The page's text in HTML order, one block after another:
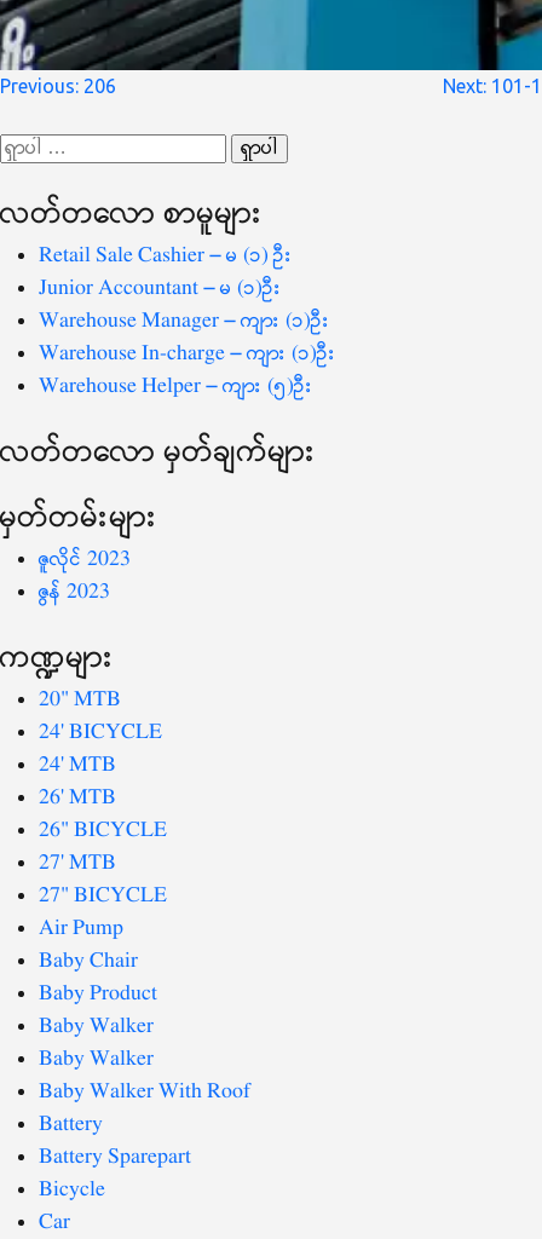
စာမူ
ပြ
Previous: 206 Next: 101-1
ရှာ
စကားလုံး
လတ်တ‌လော စာမူများ
Retail Sale Cashier – မ (၁) ဦး
Junior Accountant – မ (၁)ဦး
Warehouse Manager – ကျား (၁)ဦး
Warehouse In-charge – ကျား (၁)ဦး
Warehouse Helper – ကျား (၅)ဦး
လတ်တ‌လော မှတ်ချက်များ
မှတ်တမ်းများ
ဇူလိုင် 2023
ဇွန် 2023
ကဏ္ဍများ
20" MTB
24' BICYCLE
24' MTB
26' MTB
26" BICYCLE
27' MTB
27" BICYCLE
Air Pump
Baby Chair
Baby Product
Baby Walker
Baby Walker
Baby Walker With Roof
Battery
Battery Sparepart
Bicycle
Car